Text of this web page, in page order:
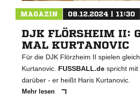
MAGAZIN 08.12.2024 | 11:30
DJK FLÖRSHEIM II:
MAL KURTANOVIC
Für die DJK Flörzheim II spielen
Kurtanovic. FUSSBALL.de spricht
darüber - er heißt Haris Kurtanovic.
Mehr lesen